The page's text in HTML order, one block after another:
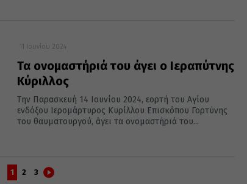
11 Ιουνίου 2024
Τα ονομαστήριά του άγει ο Ιεραπύτνης
Κύριλλος
Την Παρασκευή 14 Ιουνίου 2024, εορτή του Αγίου
ενδόξου Ιερομάρτυρος Κυρίλλου Επισκόπου Γορτύνης
του θαυματουργού, άγει τα ονομαστήριά του...
1 2 3